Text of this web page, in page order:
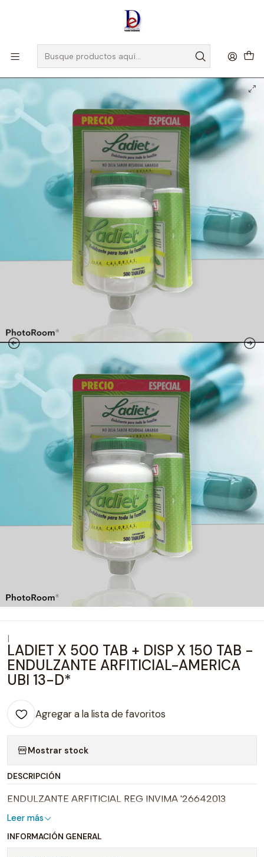
, Si eres nuevo regístrate
LADIET X 500 TAB + DISP X 150 TAB -ENDULZANTE ARFITICIAL-
AMERICA UBI 13-D*
LADIET X 500 TAB + DISP X 150 TAB -
ENDULZANTE ARFITICIAL-AMERICA
UBI 13-D*
Agregar a la lista de favoritos
Mostrar stock
DESCRIPCIÓN
ENDULZANTE ARFITICIAL REG INVIMA '26642013
Leer más
INFORMACIÓN GENERAL